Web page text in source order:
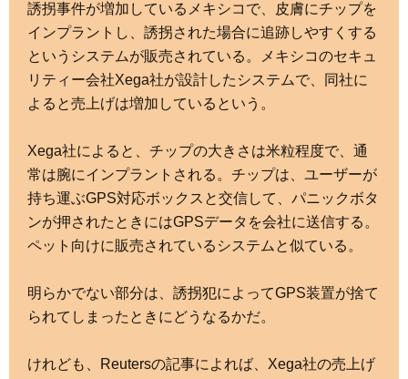
誘拐事件が増加しているメキシコで、皮膚にチップを
インプラントし、誘拐された場合に追跡しやすくする
というシステムが販売されている。メキシコのセキュ
リティー会社Xega社が設計したシステムで、同社に
よると売上げは増加しているという。
Xega社によると、チップの大きさは米粒程度で、通
常は腕にインプラントされる。チップは、ユーザーが
持ち運ぶGPS対応ボックスと交信して、パニックボタ
ンが押されたときにはGPSデータを会社に送信する。
ペット向けに販売されているシステムと似ている。
明らかでない部分は、誘拐犯によってGPS装置が捨て
られてしまったときにどうなるかだ。
けれども、Reutersの記事によれば、Xega社の売上げ